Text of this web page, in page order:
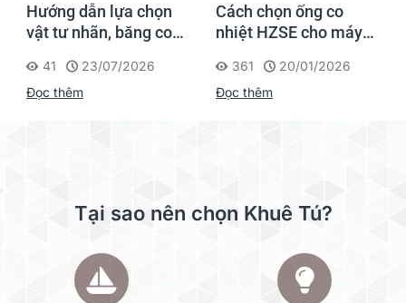
Hướng dẫn lựa chọn
vật tư nhãn, băng co
Supvan G15M Pro
41
23/07/2026
Đọc thêm
Cách chọn ống co
nhiệt HZSE cho máy in
361
20/01/2026
Đọc thêm
Tại sao nên chọn Khuê Tú?